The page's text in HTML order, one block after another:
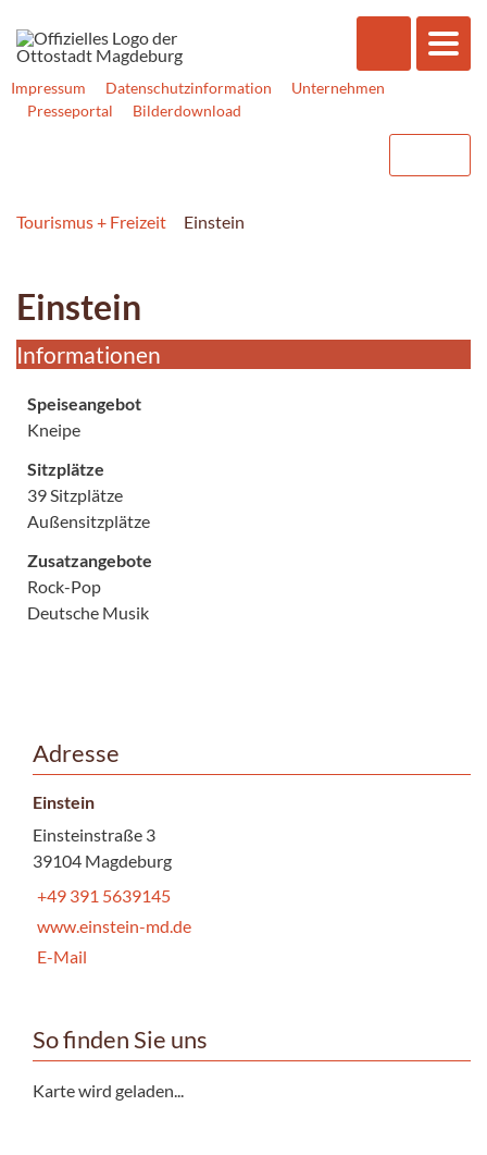
Impressum Datenschutzinformation
Unternehmen
Presseportal
Bilderdownload
Tourismus + Freizeit Einstein
Einstein
Informationen
Speiseangebot
Kneipe
Sitzplätze
39 Sitzplätze
Außensitzplätze
Zusatzangebote
Rock-Pop
Deutsche Musik
Adresse
Einstein
Einsteinstraße 3
39104 Magdeburg
+49 391 5639145
www.einstein-md.de
E-Mail
So finden Sie uns
Karte wird geladen...